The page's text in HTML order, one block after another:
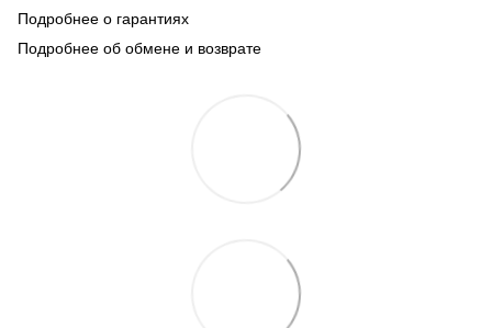
Подробнее о гарантиях
Подробнее об обмене и возврате